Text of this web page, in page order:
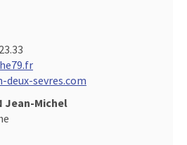
sevres.com
Jean-Michel